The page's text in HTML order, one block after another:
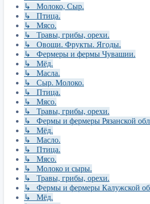
↳ Молоко, Сыр.
↳ Птица.
↳ Мясо.
↳ Травы, грибы, орехи.
↳ Овощи. Фрукты. Ягоды.
↳ Фермеры и фермы Чувашии.
↳ Мёд.
↳ Масла.
↳ Сыр. Молоко.
↳ Птица.
↳ Мясо.
↳ Травы, грибы, орехи.
↳ Фермы и фермеры Рязанской
↳ Мёд.
↳ Масло.
↳ Птица.
↳ Мясо.
↳ Молоко и сыры.
↳ Травы, грибы, орехи.
↳ Фермы и фермеры Калужской
↳ Мёд.